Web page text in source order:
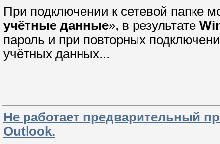
При подключении к сетевой папке
учётные данные», в результате
пароль и при повторных
учётных данных...
Не работает предварительный
Outlook.